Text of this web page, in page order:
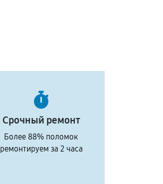
Срочный ремонт
Более 88% поломок
ремонтируем за 2 часа